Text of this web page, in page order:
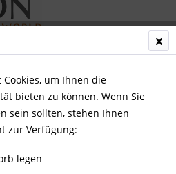
Borussia
um Ihnen die
bieten zu können. Wenn Sie
sein sollten, stehen Ihnen
zur Verfügung:
legen